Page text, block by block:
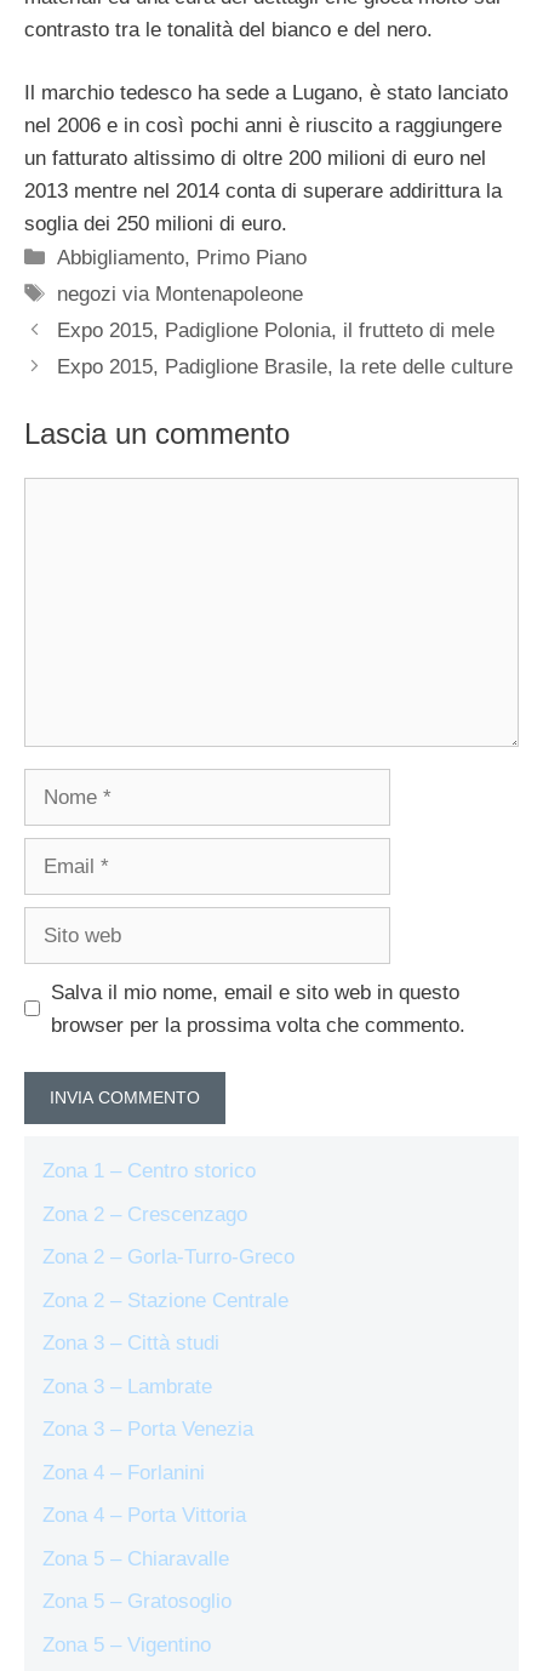
contrasto tra le tonalità del bianco e del nero.
Il marchio tedesco ha sede a Lugano, è stato lanciato
nel 2006 e in così pochi anni è riuscito a raggiungere
un fatturato altissimo di oltre 200 milioni di euro nel
2013 mentre nel 2014 conta di superare addirittura la
soglia dei 250 milioni di euro.
Categorie
Abbigliamento, Primo Piano
Tag
negozi via Montenapoleone
Expo 2015, Padiglione Polonia, il frutteto di mele
Expo 2015, Padiglione Brasile, la rete delle culture
Lascia un commento
Nome
Email
Sito
Salva il mio nome, email e sito web in questo
browser per la prossima volta che commento.
Zona 1 – Centro storico
Zona 2 – Crescenzago
Zona 2 – Gorla-Turro-Greco
Zona 2 – Stazione Centrale
Zona 3 – Città studi
Zona 3 – Lambrate
Zona 3 – Porta Venezia
Zona 4 – Forlanini
Zona 4 – Porta Vittoria
Zona 5 – Chiaravalle
Zona 5 – Gratosoglio
Zona 5 – Vigentino